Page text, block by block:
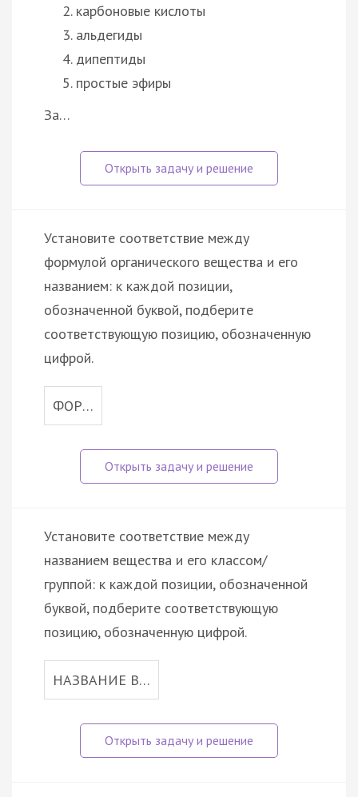
карбоновые кислоты
альдегиды
дипептиды
простые эфиры
За…
Установите соответствие между
формулой органического вещества и его
названием: к каждой позиции,
обозначенной буквой, подберите
соответствующую позицию, обозначенную
цифрой.
ФОР…
Установите соответствие между
названием вещества и его классом/
группой: к каждой позиции, обозначенной
буквой, подберите соответствующую
позицию, обозначенную цифрой.
НАЗВАНИЕ В…